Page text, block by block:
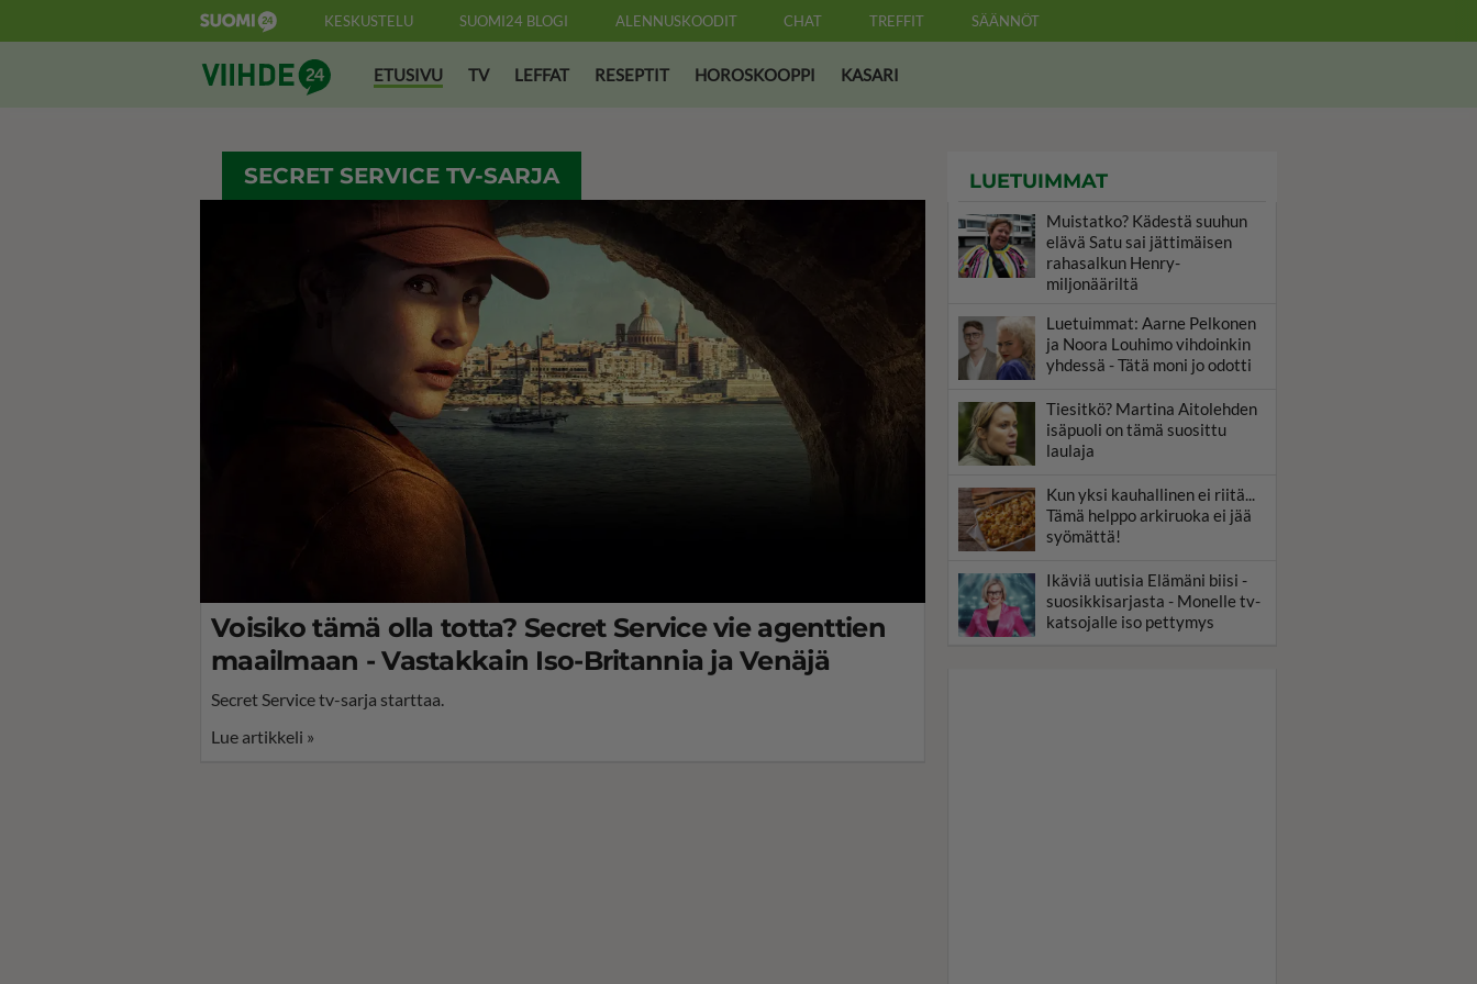
KESKUSTELU SUOMI24 BLOGI ALENNUSKOODIT CHAT TREFFIT SÄÄNNÖT
Suomi24 ViihdeETUSIVU TV LEFFAT RESEPTIT HOROSKOOPPI KASARI
SECRET SERVICE TV-SARJA
Voisiko tämä olla totta? Secret Service vie agenttien
maailmaan - Vastakkain Iso-Britannia ja Venäjä
Secret Service tv-sarja starttaa.
Lue artikkeli »
LUETUIMMAT
Muistatko? Kädestä suuhun
elävä Satu sai jättimäisen
rahasalkun Henry-
miljonääriltä
Luetuimmat: Aarne Pelkonen
ja Noora Louhimo vihdoinkin
yhdessä - Tätä moni jo odotti
Tiesitkö? Martina Aitolehden
isäpuoli on tämä suosittu
laulaja
Kun yksi kauhallinen ei riitä...
Tämä helppo arkiruoka ei jää
syömättä!
Ikäviä uutisia Elämäni biisi -
suosikkisarjasta - Monelle tv-
katsojalle iso pettymys